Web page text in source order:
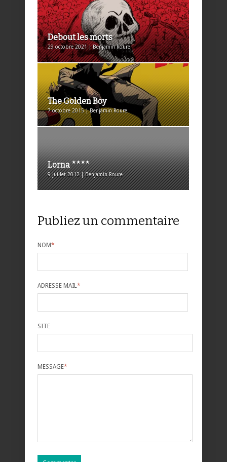
Debout les morts
29 octobre 2021 | Benjamin Roure
The Golden Boy
7 octobre 2015 | Benjamin Roure
Lorna ****
9 juillet 2012 | Benjamin Roure
Publiez un commentaire
NOM*
ADRESSE MAIL *
SITE
MESSAGE*